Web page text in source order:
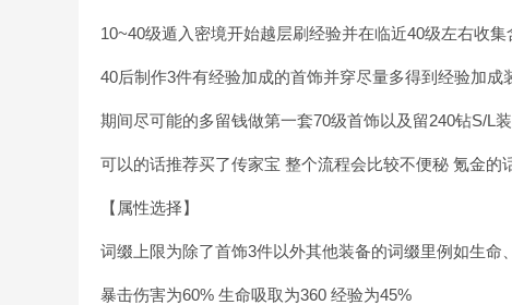
10~40级遁入密境开始越层刷经验并在临近40级左右收
40后制作3件有经验加成的首饰并穿尽量多得到经验加
期间尽可能的多留钱做第一套70级首饰以及留240钻S/L
可以的话推荐买了传家宝 整个流程会比较不便秘 氪金的
【属性选择】
词缀上限为除了首饰3件以外其他装备的词缀里例如生命
暴击伤害为60% 生命吸取为360 经验为45%